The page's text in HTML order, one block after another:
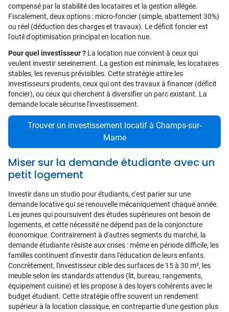
compensé par la stabilité des locataires et la gestion allégée.
Fiscalement, deux options : micro-foncier (simple, abattement 30%)
ou réel (déduction des charges et travaux). Le déficit foncier est
l'outil d'optimisation principal en location nue.
Pour quel investisseur ? La location nue convient à ceux qui
veulent investir sereinement. La gestion est minimale, les locataires
stables, les revenus prévisibles. Cette stratégie attire les
investisseurs prudents, ceux qui ont des travaux à financer (déficit
foncier), ou ceux qui cherchent à diversifier un parc existant. La
demande locale sécurise l'investissement.
Trouver un investissement locatif à Champs-sur-
Marne
Miser sur la demande étudiante avec un
petit logement
Investir dans un studio pour étudiants, c'est parier sur une
demande locative qui se renouvelle mécaniquement chaque année.
Les jeunes qui poursuivent des études supérieures ont besoin de
logements, et cette nécessité ne dépend pas de la conjoncture
économique. Contrairement à d'autres segments du marché, la
demande étudiante résiste aux crises : même en période difficile, les
familles continuent d'investir dans l'éducation de leurs enfants.
Concrètement, l'investisseur cible des surfaces de 15 à 30 m², les
meuble selon les standards attendus (lit, bureau, rangements,
équipement cuisine) et les propose à des loyers cohérents avec le
budget étudiant. Cette stratégie offre souvent un rendement
supérieur à la location classique, en contrepartie d'une gestion plus